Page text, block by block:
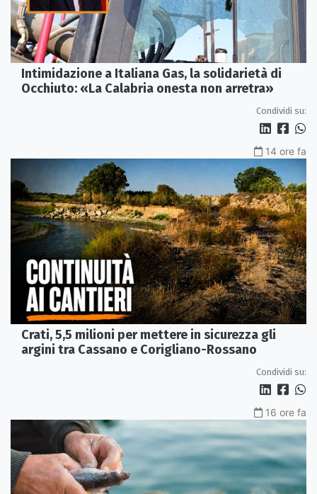
Intimidazione a Italiana Gas, la solidarietà di
Occhiuto: «La Calabria onesta non arretra»
Condividi su:
14 ore fa
Crati, 5,5 milioni per mettere in sicurezza gli
argini tra Cassano e Corigliano-Rossano
Condividi su:
16 ore fa